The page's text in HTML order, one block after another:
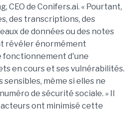
CEO de Conifers.ai. « Pourtant,
des transcriptions, des
de données ou des notes
révéler énormément
fonctionnement d'une
en cours et ses vulnérabilités.
sensibles, même si elles ne
de sécurité sociale. » Il
ont minimisé cette